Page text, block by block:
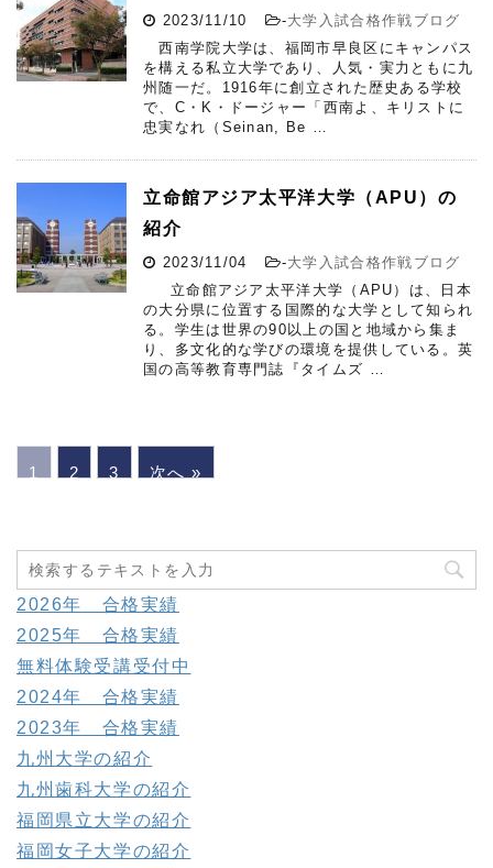
2023/11/10 -大学入試合格作戦ブログ
西南学院大学は、福岡市早良区にキャンパス
を構える私立大学であり、人気・実力ともに九
州随一だ。1916年に創立された歴史ある学校
で、C・K・ドージャー「西南よ、キリストに
忠実なれ（Seinan, Be …
立命館アジア太平洋大学（APU）の
紹介
2023/11/04 -大学入試合格作戦ブログ
立命館アジア太平洋大学（APU）は、日本
の大分県に位置する国際的な大学として知られ
る。学生は世界の90以上の国と地域から集ま
り、多文化的な学びの環境を提供している。英
国の高等教育専門誌『タイムズ …
1 2 3 次へ »
2026年 合格実績
2025年 合格実績
無料体験受講受付中
2024年 合格実績
2023年 合格実績
九州大学の紹介
九州歯科大学の紹介
福岡県立大学の紹介
福岡女子大学の紹介